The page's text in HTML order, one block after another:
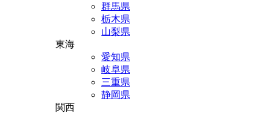
群馬県
栃木県
山梨県
東海
愛知県
岐阜県
三重県
静岡県
関西